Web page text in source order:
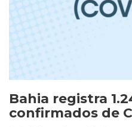
Bahia registra
confirmados de